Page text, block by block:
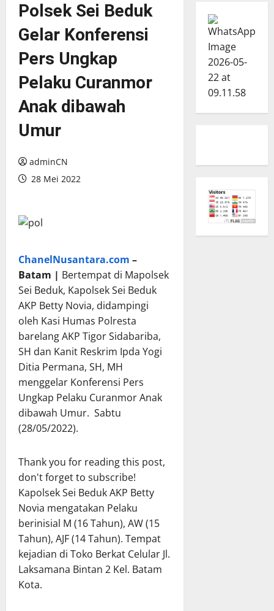
Polsek Sei Beduk
Gelar Konferensi
Pers Ungkap
Pelaku Curanmor
Anak dibawah
Umur
adminCN
28 Mei 2022
ChanelNusantara.com –
Batam | Bertempat di Mapolsek
Sei Beduk, Kapolsek Sei Beduk
AKP Betty Novia, didampingi
oleh Kasi Humas Polresta
barelang AKP Tigor Sidabariba,
SH dan Kanit Reskrim Ipda Yogi
Ditia Permana, SH, MH
menggelar Konferensi Pers
Ungkap Pelaku Curanmor Anak
dibawah Umur. Sabtu
(28/05/2022).
Thank you for reading this post,
don't forget to subscribe!
Kapolsek Sei Beduk AKP Betty
Novia mengatakan Pelaku
berinisial M (16 Tahun), AW (15
Tahun), AJF (14 Tahun). Tempat
kejadian di Toko Berkat Celular Jl.
Laksamana Bintan 2 Kel. Batam
Kota.